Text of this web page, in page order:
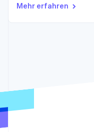
Radar
Mehr erfahren